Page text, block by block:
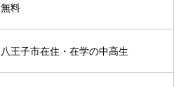
無料
八王子市在住・在学の中高生